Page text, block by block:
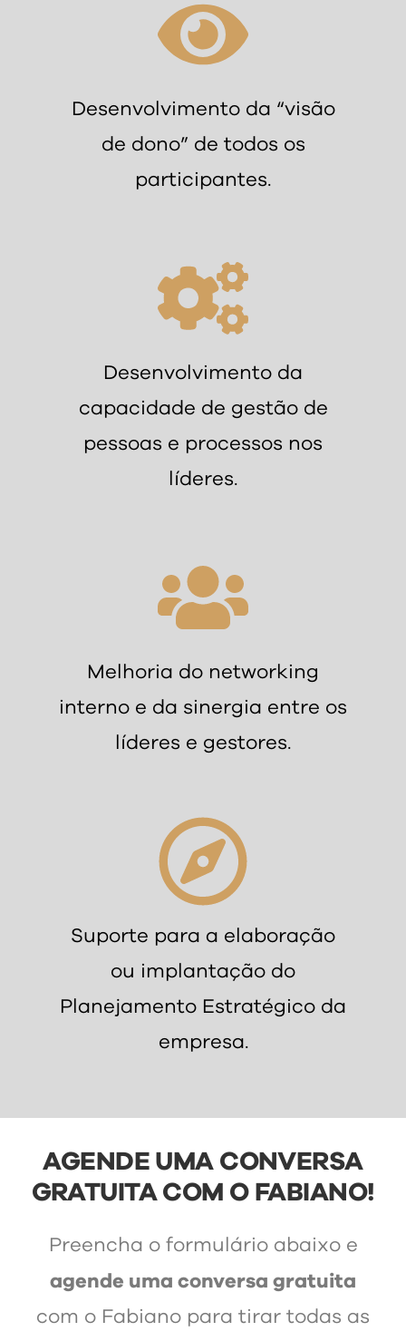
Desenvolvimento da “visão
de dono” de todos os
participantes.
Desenvolvimento da
capacidade de gestão de
pessoas e processos nos
líderes.
Melhoria do networking
interno e da sinergia entre os
líderes e gestores.
Suporte para a elaboração
ou implantação do
Planejamento Estratégico da
empresa.
AGENDE UMA CONVERSA
GRATUITA COM O FABIANO!
Preencha o formulário abaixo e
agende uma conversa gratuita
com o Fabiano para tirar todas as